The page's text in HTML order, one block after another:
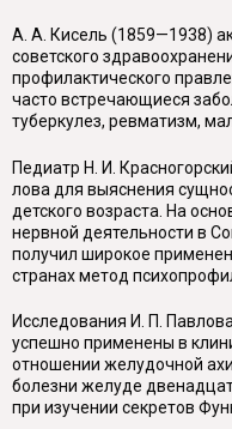
А. А. Кисель (1859—1938)
coветского
профилактического
часто встречающиеся
туберкулез, ревматизм,
Педиатр Н. И.
лова для выяснения
детского возраста. На
нервной деятельности в
получил широкое
странах метод
Исследования И. П.
успешно применены в
отношении желудочной
болезни желуде
при изучении секретов